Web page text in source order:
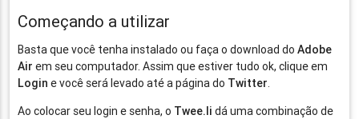
Começando a utilizar
Basta que você tenha instalado ou faça o download doAdobe
Air em seu computador. Assim que estiver tudo ok, clique em
Login e você será levado até a página do Twitter.
Ao colocar seu login e senha, o Twee.li dá uma combinação de